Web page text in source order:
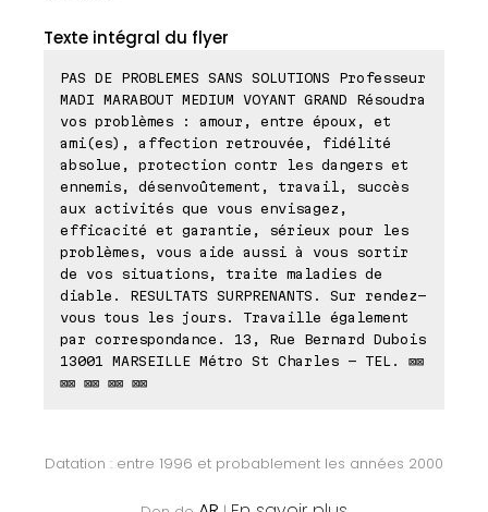
Texte intégral du flyer
PAS DE PROBLEMES SANS SOLUTIONS Professeur
MADI MARABOUT MEDIUM VOYANT GRAND Résoudra
vos problèmes : amour, entre époux, et
ami(es), affection retrouvée, fidélité
absolue, protection contr les dangers et
ennemis, désenvoûtement, travail, succès
aux activités que vous envisagez,
efficacité et garantie, sérieux pour les
problèmes, vous aide aussi à vous sortir
de vos situations, traite maladies de
diable. RESULTATS SURPRENANTS. Sur rendez-
vous tous les jours. Travaille également
par correspondance. 13, Rue Bernard Dubois
13001 MARSEILLE Métro St Charles - TEL. ⊠⊠
⊠⊠ ⊠⊠ ⊠⊠ ⊠⊠
Datation : entre 1996 et probablement les années 2000